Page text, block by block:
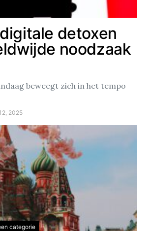
detoxen
noodzaak
beweegt zich in het tempo
2025
categorie